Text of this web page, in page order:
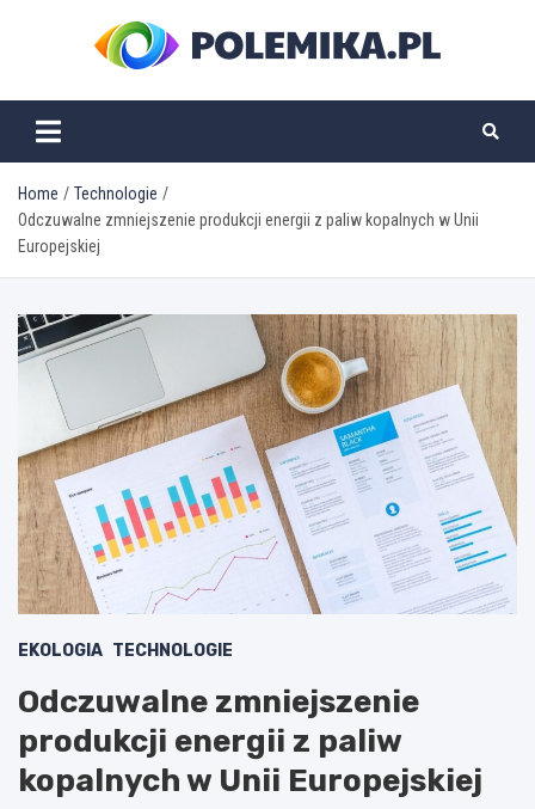
polemika.pl
Home
Technologie
Odczuwalne zmniejszenie produkcji energii z paliw kopalnych w Unii
Europejskiej
EKOLOGIA TECHNOLOGIE
Odczuwalne zmniejszenie
produkcji energii z paliw
kopalnych w Unii Europejskiej